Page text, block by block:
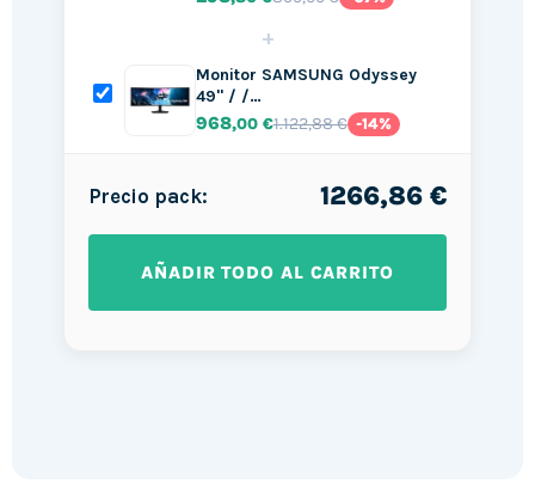
+
Monitor SAMSUNG Odyssey
49" / /…
968,00 €1.122,88 € -14%
Precio pack: 1266,86 €
AÑADIR TODO AL CARRITO